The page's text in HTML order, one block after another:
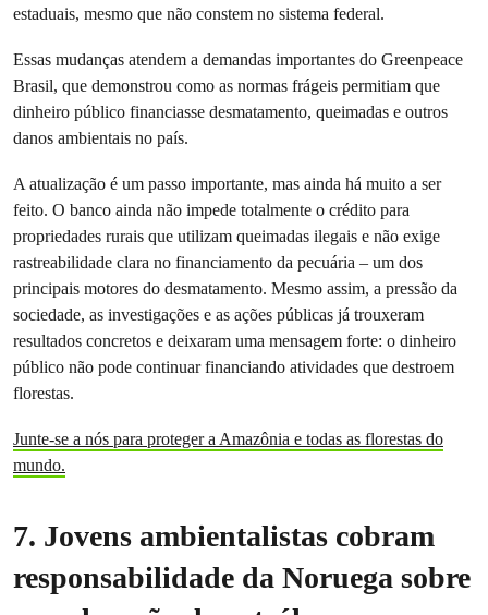
estaduais, mesmo que não constem no sistema federal.
Essas mudanças atendem a demandas importantes do Greenpeace
Brasil, que demonstrou como as normas frágeis permitiam que
dinheiro público financiasse desmatamento, queimadas e outros
danos ambientais no país.
A atualização é um passo importante, mas ainda há muito a ser
feito. O banco ainda não impede totalmente o crédito para
propriedades rurais que utilizam queimadas ilegais e não exige
rastreabilidade clara no financiamento da pecuária – um dos
principais motores do desmatamento. Mesmo assim, a pressão da
sociedade, as investigações e as ações públicas já trouxeram
resultados concretos e deixaram uma mensagem forte: o dinheiro
público não pode continuar financiando atividades que destroem
florestas.
Junte-se a nós para proteger a Amazônia e todas as florestas do
mundo.
7. Jovens ambientalistas cobram
responsabilidade da Noruega sobre